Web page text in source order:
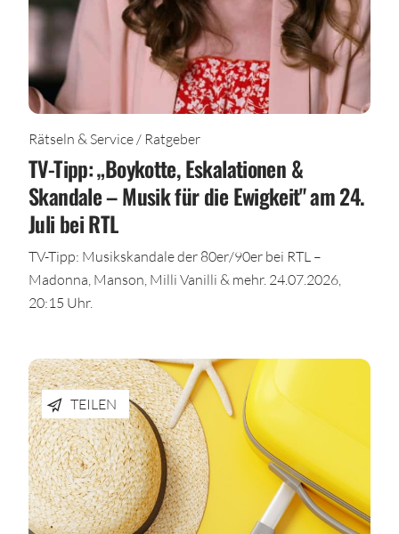
Rätseln & Service / Ratgeber
TV-Tipp: „Boykotte, Eskalationen &
Skandale – Musik für die Ewigkeit" am 24.
Juli bei RTL
TV-Tipp: Musikskandale der 80er/90er bei RTL –
Madonna, Manson, Milli Vanilli & mehr. 24.07.2026,
20:15 Uhr.
TEILEN